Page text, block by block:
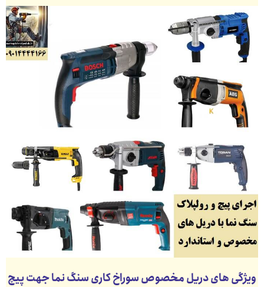
ویژگی های دریل مخصوص سوراخ کاری سنگ نما جهت پیچ